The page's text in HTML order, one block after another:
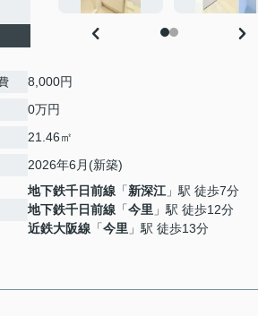
8,000円
0万円
21.46㎡
2026年6月(新築)
地下鉄千日前線 「新深江 」駅 徒歩7分
地下鉄千日前線 「今里 」駅 徒歩12分
近鉄大阪線 「今里 」駅 徒歩13分